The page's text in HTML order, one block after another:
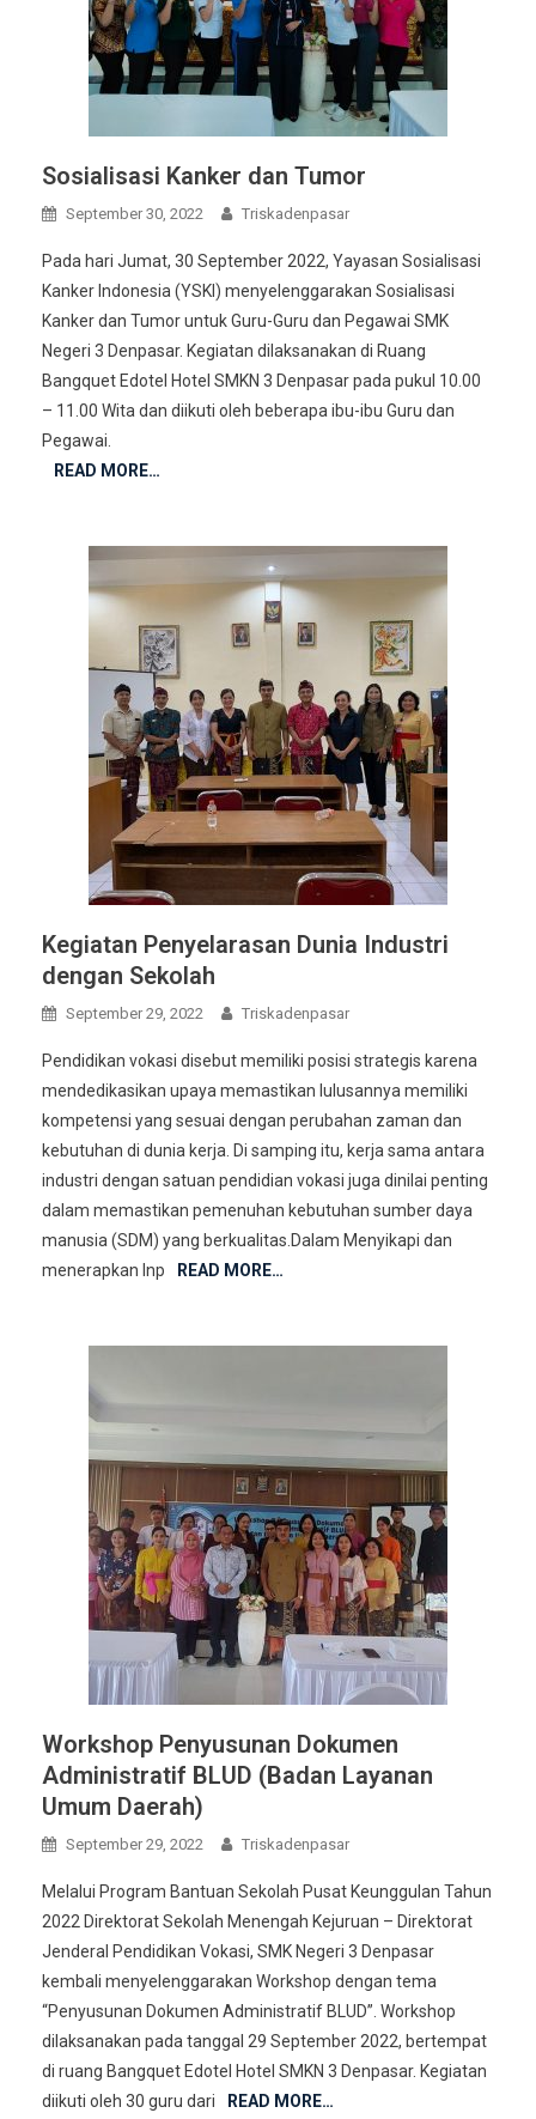
Sosialisasi Kanker dan Tumor
September 30, 2022 Triskadenpasar
Pada hari Jumat, 30 September 2022, Yayasan Sosialisasi
Kanker Indonesia (YSKI) menyelenggarakan Sosialisasi
Kanker dan Tumor untuk Guru-Guru dan Pegawai SMK
Negeri 3 Denpasar. Kegiatan dilaksanakan di Ruang
Bangquet Edotel Hotel SMKN 3 Denpasar pada pukul 10.00
– 11.00 Wita dan diikuti oleh beberapa ibu-ibu Guru dan
Pegawai.
READ MORE…
Kegiatan Penyelarasan Dunia Industri
dengan Sekolah
September 29, 2022 Triskadenpasar
Pendidikan vokasi disebut memiliki posisi strategis karena
mendedikasikan upaya memastikan lulusannya memiliki
kompetensi yang sesuai dengan perubahan zaman dan
kebutuhan di dunia kerja. Di samping itu, kerja sama antara
industri dengan satuan pendidian vokasi juga dinilai penting
dalam memastikan pemenuhan kebutuhan sumber daya
manusia (SDM) yang berkualitas.Dalam Menyikapi dan
menerapkan Inp
READ MORE…
Workshop Penyusunan Dokumen
Administratif BLUD (Badan Layanan
Umum Daerah)
September 29, 2022 Triskadenpasar
Melalui Program Bantuan Sekolah Pusat Keunggulan Tahun
2022 Direktorat Sekolah Menengah Kejuruan – Direktorat
Jenderal Pendidikan Vokasi, SMK Negeri 3 Denpasar
kembali menyelenggarakan Workshop dengan tema
“Penyusunan Dokumen Administratif BLUD”. Workshop
dilaksanakan pada tanggal 29 September 2022, bertempat
di ruang Bangquet Edotel Hotel SMKN 3 Denpasar. Kegiatan
diikuti oleh 30 guru dari
READ MORE…